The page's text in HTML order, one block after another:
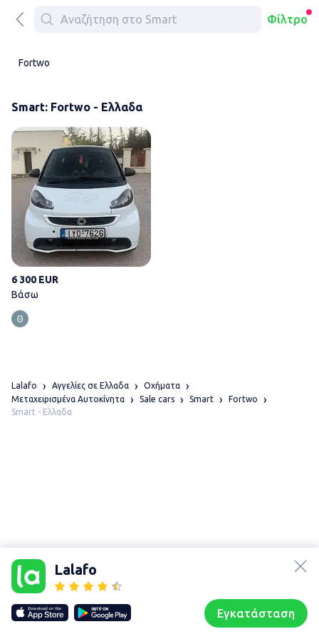
Φίλτρο
Fortwo
Smart: Fortwo - Ελλαδα
6 300 EUR
Βάσω
Lalafo
Εγκατάσταση
Lalafo Αγγελίες σε Ελλαδα
Οχήματα
Μεταχειρισμένα Αυτοκίνητα
Sale cars Smart
Fortwo
Smart - Ελλαδα
Our websites
lalafo.kg
lalafo.rs
lalafo.pl
Sitemap
Συζητήσεις Προφίλ